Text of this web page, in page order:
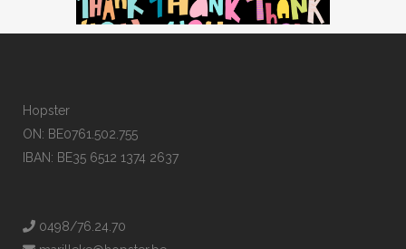
Hopster
ON: BE0761.502.755
IBAN: BE35 6512 1374 2637
0498/76.24.70